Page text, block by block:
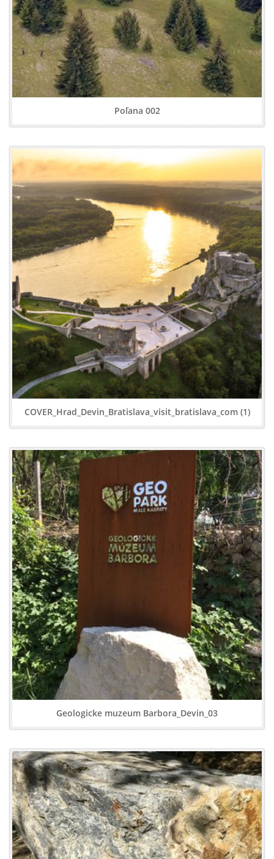
Poľana 002
COVER_Hrad_Devin_Bratislava_visit_bratislava_com (1)
Geologicke muzeum Barbora_Devin_03